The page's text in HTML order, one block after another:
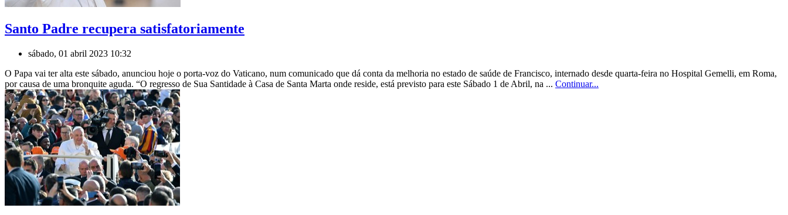
Santo Padre recupera satisfatoriamente
sábado, 01 abril 2023 10:32
O Papa vai ter alta este sábado, anunciou hoje o porta-voz do Vaticano, num comunicado que dá conta da melhoria no estado de saúde de Francisco, internado desde quarta-feira no Hospital Gemelli, em Roma,
por causa de uma bronquite aguda. “O regresso de Sua Santidade à Casa de Santa Marta onde reside, está previsto para este Sábado 1 de Abril, na ... Continuar...